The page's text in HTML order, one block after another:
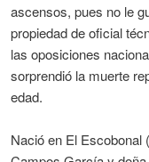
ascensos, pues no le
propiedad de oficial
las oposiciones
sorprendió la muerte
edad.
Nació en El Escobonal